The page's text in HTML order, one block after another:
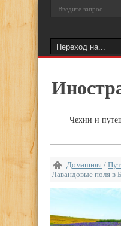
Чехии и
Домашняя /
Лавандовые поля в